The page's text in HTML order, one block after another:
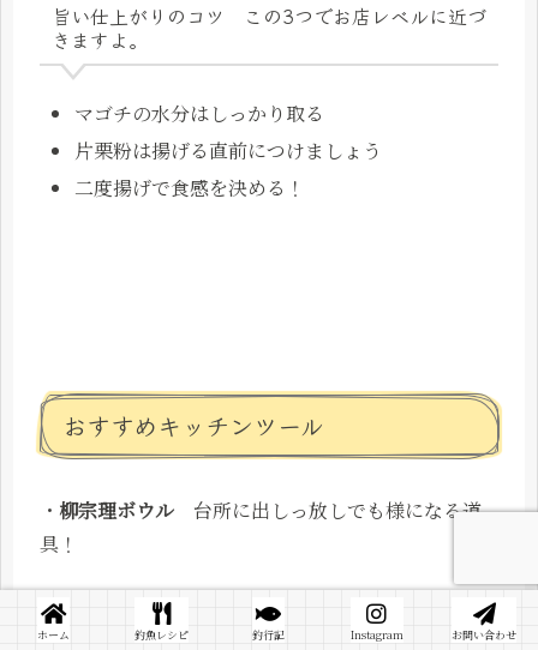
旨い仕上がりのコツ この3つでお店レベルに近づ
きますよ。
マゴチの水分はしっかり取る
片栗粉は揚げる直前につけましょう
二度揚げで食感を決める！
おすすめキッチンツール
・ 柳宗理ボウル 台所に出しっ放しでも様になる道
具！
ホーム 釣魚レシピ 釣行記 Instagram お問い合わせ